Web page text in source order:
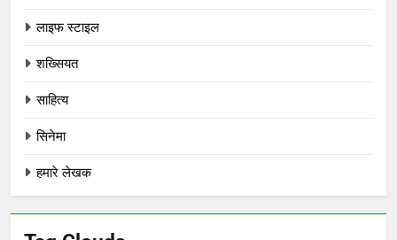
लाइफ स्टाइल
शख्सियत
साहित्य
सिनेमा
हमारे लेखक